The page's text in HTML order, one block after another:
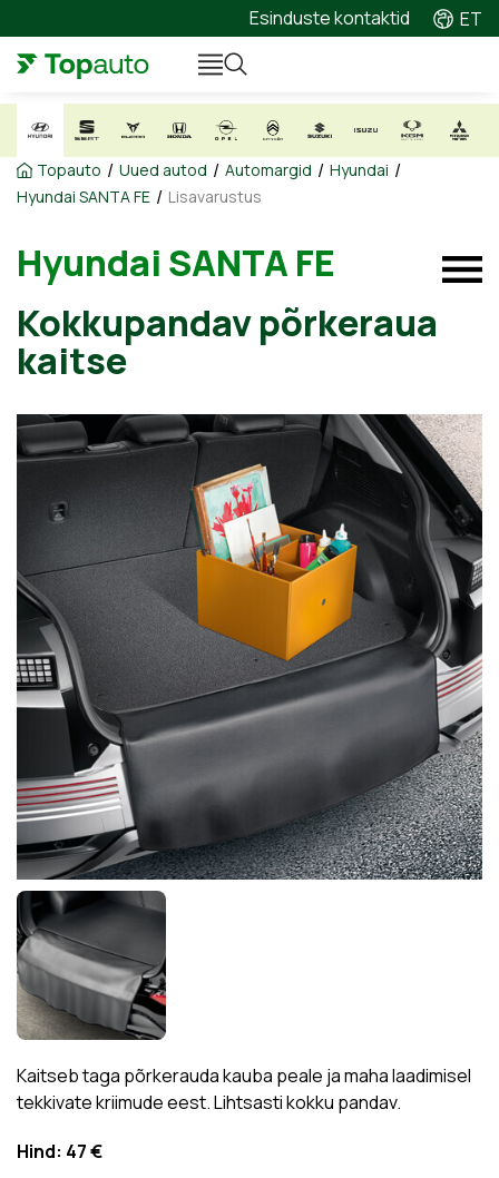
Esinduste kontaktid ET
Topauto / Uued autod / Automargid / Hyundai /
Hyundai SANTA FE / Lisavarustus
Hyundai SANTA FE
Kokkupandav põrkeraua
kaitse
Kaitseb taga põrkerauda kauba peale ja maha laadimisel
tekkivate kriimude eest. Lihtsasti kokku pandav.
Hind: 47 €